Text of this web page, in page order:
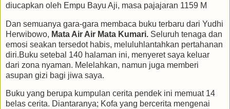
diucapkan oleh Empu Bayu Aji, masa pajajaran 1159 M
Dan semuanya gara-gara membaca buku terbaru dari Yudhi
Herwibowo, Mata Air Air Mata Kumari. Seluruh tenaga dan
emosi seakan tersedot habis, meluluhlantahkan pertahanan
diri.Buku setebal 140 halaman ini, menyeret saya keluar
dari zona nyaman. Melelahkan, namun juga memberi
asupan gizi bagi jiwa saya.
Buku yang berupa kumpulan cerita pendek ini memuat 14
belas cerita. Diantaranya; Kofa yang bercerita mengenai